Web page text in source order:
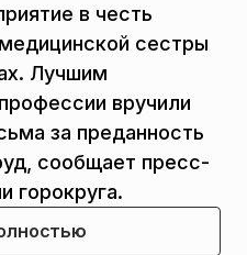
в честь
сестры
Лучшим
вручили
за преданность
сообщает пресс-
горокруга.